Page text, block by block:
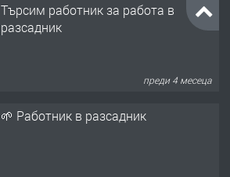
🌱 Работник в разсадник
преди 4 месеца
Търсим работничка